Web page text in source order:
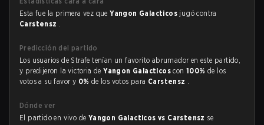
Esta fue la primera vez queYangon Galacticos jugó contra
Carstensz .
Predicción del partido
Los usuarios de Strafe tenían un favorito abrumador en este partido,
y predijeron la victoria deYangon Galacticoscon100%de los
votos a su favor y 0% de los votos para Carstensz .
Dónde ver
El partido en vivo de Yangon Galacticos vs Carstensz se